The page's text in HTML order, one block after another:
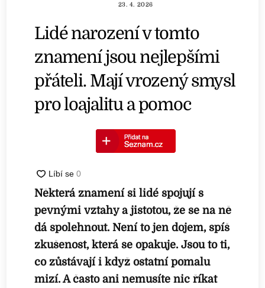
23. 4. 2026
Lidé narození v tomto
znamení jsou nejlepšími
přáteli. Mají vrozený smysl
pro loajalitu a pomoc
Některá znamení si lidé spojují s
pevnými vztahy a jistotou, že se na ně
dá spolehnout. Není to jen dojem, spíš
zkušenost, která se opakuje. Jsou to ti,
co zůstávají i když ostatní pomalu
mizí. A často ani nemusíte nic říkat